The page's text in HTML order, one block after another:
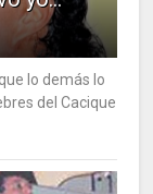
lo demás lo
del Cacique